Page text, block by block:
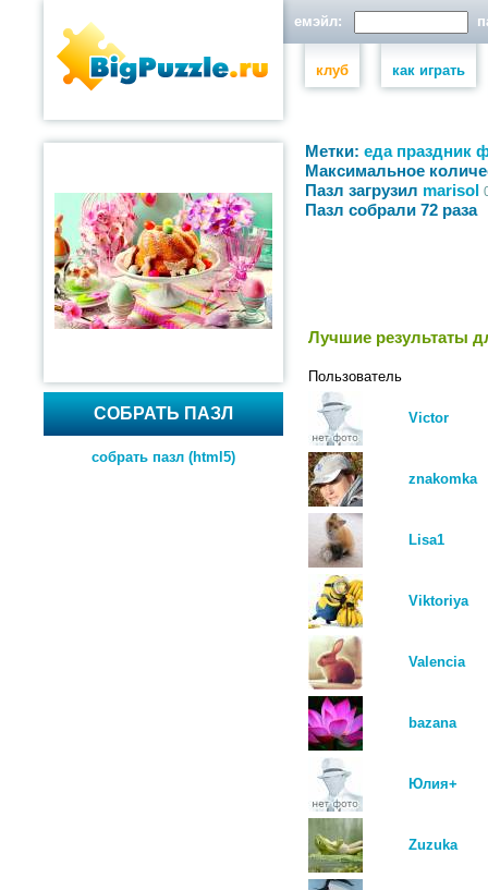
емэйл:
клуб как играть
СОБРАТЬ ПАЗЛ
собрать пазл (html5)
Метки: еда праздник
Максимальное
Пазл загрузил marisol
Пазл собрали 72 раза
Лучшие результаты
Пользователь
Victor
znakomka
Lisa1
Viktoriya
Valencia
bazana
Юлия+
Zuzuka